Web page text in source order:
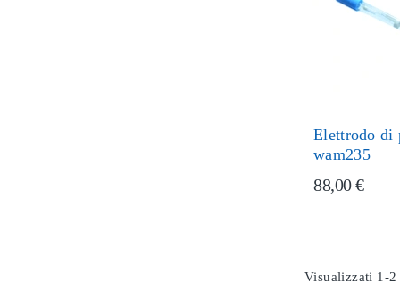
Elettrodo di
wam235
88,00 €
Visualizzati 1-